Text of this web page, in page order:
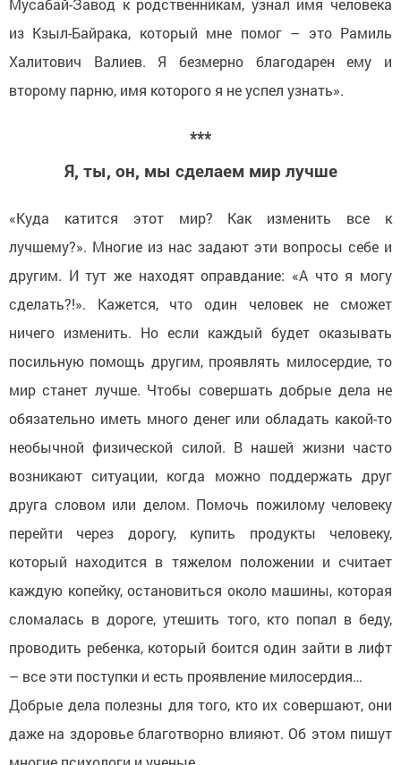
Мусабай-Завод к родственникам, узнал имя человека
из Кзыл-Байрака, который мне помог – это Рамиль
Халитович Валиев. Я безмерно благодарен ему и
второму парню, имя которого я не успел узнать».
***
Я, ты, он, мы сделаем мир лучше
«Куда катится этот мир? Как изменить все к
лучшему?». Многие из нас задают эти вопросы себе и
другим. И тут же находят оправдание: «А что я могу
сделать?!». Кажется, что один человек не сможет
ничего изменить. Но если каждый будет оказывать
посильную помощь другим, проявлять милосердие, то
мир станет лучше. Чтобы совершать добрые дела не
обязательно иметь много денег или обладать какой-то
необычной физической силой. В нашей жизни часто
возникают ситуации, когда можно поддержать друг
друга словом или делом. Помочь пожилому человеку
перейти через дорогу, купить продукты человеку,
который находится в тяжелом положении и считает
каждую копейку, остановиться около машины, которая
сломалась в дороге, утешить того, кто попал в беду,
проводить ребенка, который боится один зайти в лифт
– все эти поступки и есть проявление милосердия…
Добрые дела полезны для того, кто их совершают, они
даже на здоровье благотворно влияют. Об этом пишут